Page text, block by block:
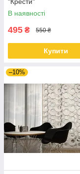
В наявності
495 ₴ 550 ₴
Купити
–10%